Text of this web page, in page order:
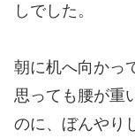
しでした。
朝に机へ向かっ
思っても腰が重
のに、ぼんやり